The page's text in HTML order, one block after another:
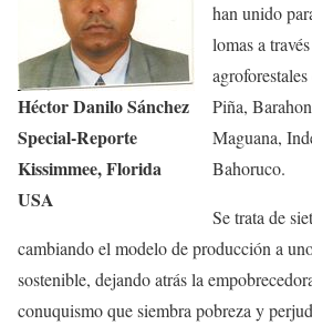
Héctor Danilo Sánchez
Special-Reporte
Kissimmee, Florida
USA
han unido
lomas a
Piña,
Maguana,
Bahoruco.
Se trata de
cambiando el modelo de producción a
sostenible, dejando atrás la
conuquismo que siembra pobreza y